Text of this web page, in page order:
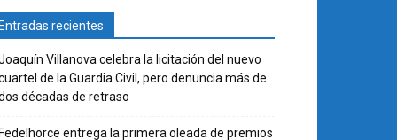
recientes
Villanova celebra la licitación del nuevo
de la Guardia Civil, pero denuncia más de
décadas de retraso
entrega la primera oleada de premios